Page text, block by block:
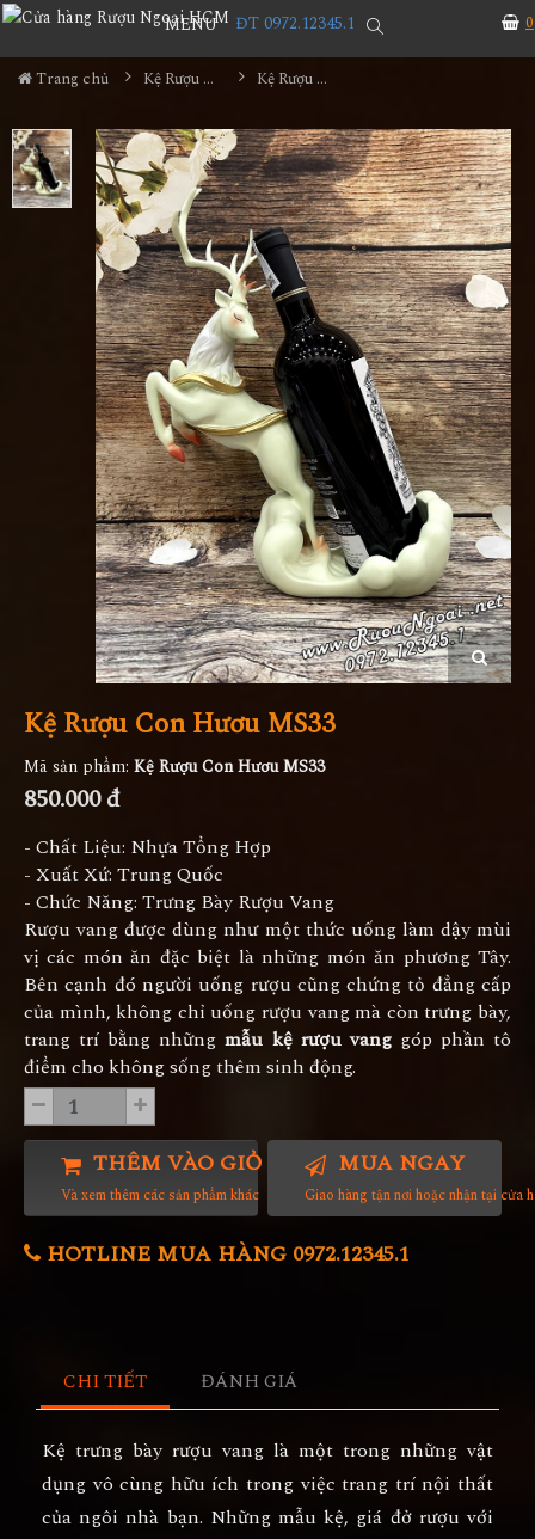
0
MENU ĐT 0972.12345.1
Trang chủ Kệ Rượu Siêu Đẹp Kệ Rượu Con Hươu MS33
Kệ Rượu Con Hươu MS33
Mã sản phẩm: Kệ Rượu Con Hươu MS33
850.000 đ
- Chất Liệu: Nhựa Tổng Hợp
- Xuất Xứ: Trung Quốc
- Chức Năng: Trưng Bày Rượu Vang
Rượu vang được dùng như một thức uống làm dậy mùi
vị các món ăn đặc biệt là những món ăn phương Tây.
Bên cạnh đó người uống rượu cũng chứng tỏ đẳng cấp
của mình, không chỉ uống rượu vang mà còn trưng bày,
trang trí bằng nhữngmẫu kệ rượu vanggóp phần tô
điểm cho không sống thêm sinh động.
THÊM VÀO GIỎ HÀNG
Và xem thêm các sản phẩm khác
MUA NGAY
Giao hàng tận nơi hoặc nhận tại cửa
HOTLINE MUA HÀNG 0972.12345.1
CHI TIẾT ĐÁNH GIÁ
Kệ trưng bày rượu vang là một trong những vật
dụng vô cùng hữu ích trong việc trang trí nội thất
của ngôi nhà bạn. Những mẫu kệ, giá đở rượu với